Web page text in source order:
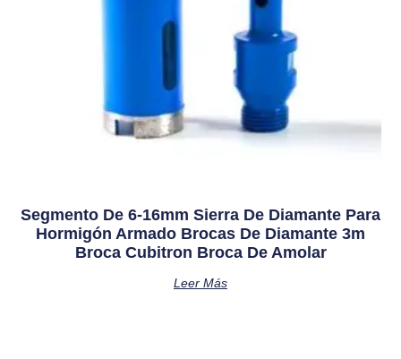
Segmento De 6-16mm Sierra De Diamante Para
Hormigón Armado Brocas De Diamante 3m
Broca Cubitron Broca De Amolar
Leer Más